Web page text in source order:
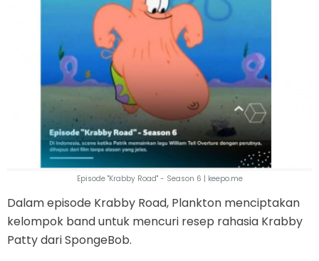
Episode "Krabby Road" - Season 6 | keepo.me
Dalam episode Krabby Road, Plankton menciptakan
kelompok band untuk mencuri resep rahasia Krabby
Patty dari SpongeBob.